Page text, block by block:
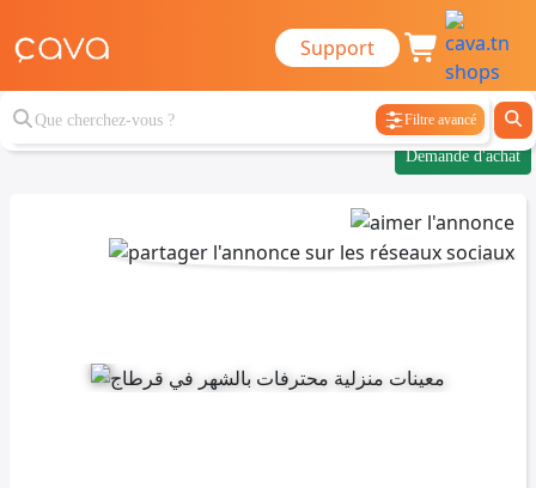
Support
Filtre avancé
Demande d'achat